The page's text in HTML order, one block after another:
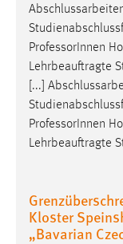
Professor Innen
Lehrbeauftragte
[...]
Professor Innen
Lehrbeauftragte
Kloster
„Bavarian